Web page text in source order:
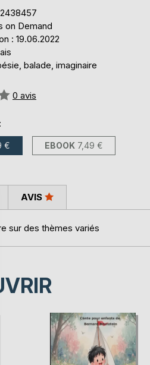
on Demand
: 19.06.2022
balade, imaginaire
0 avis
€ EBOOK 7,49 €
sur des thèmes variés
AVIS